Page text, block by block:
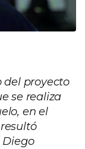
del proyecto
se realiza
en el
Diego